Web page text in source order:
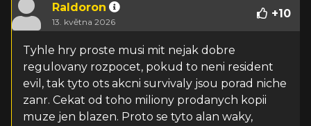
Raldoron
13. května 2026
+10
Tyhle hry proste musi mit nejak dobre
regulovany rozpocet, pokud to neni resident
evil, tak tyto ots akcni survivaly jsou porad niche
zanr. Cekat od toho miliony prodanych kopii
muze jen blazen. Proto se tyto alan waky,